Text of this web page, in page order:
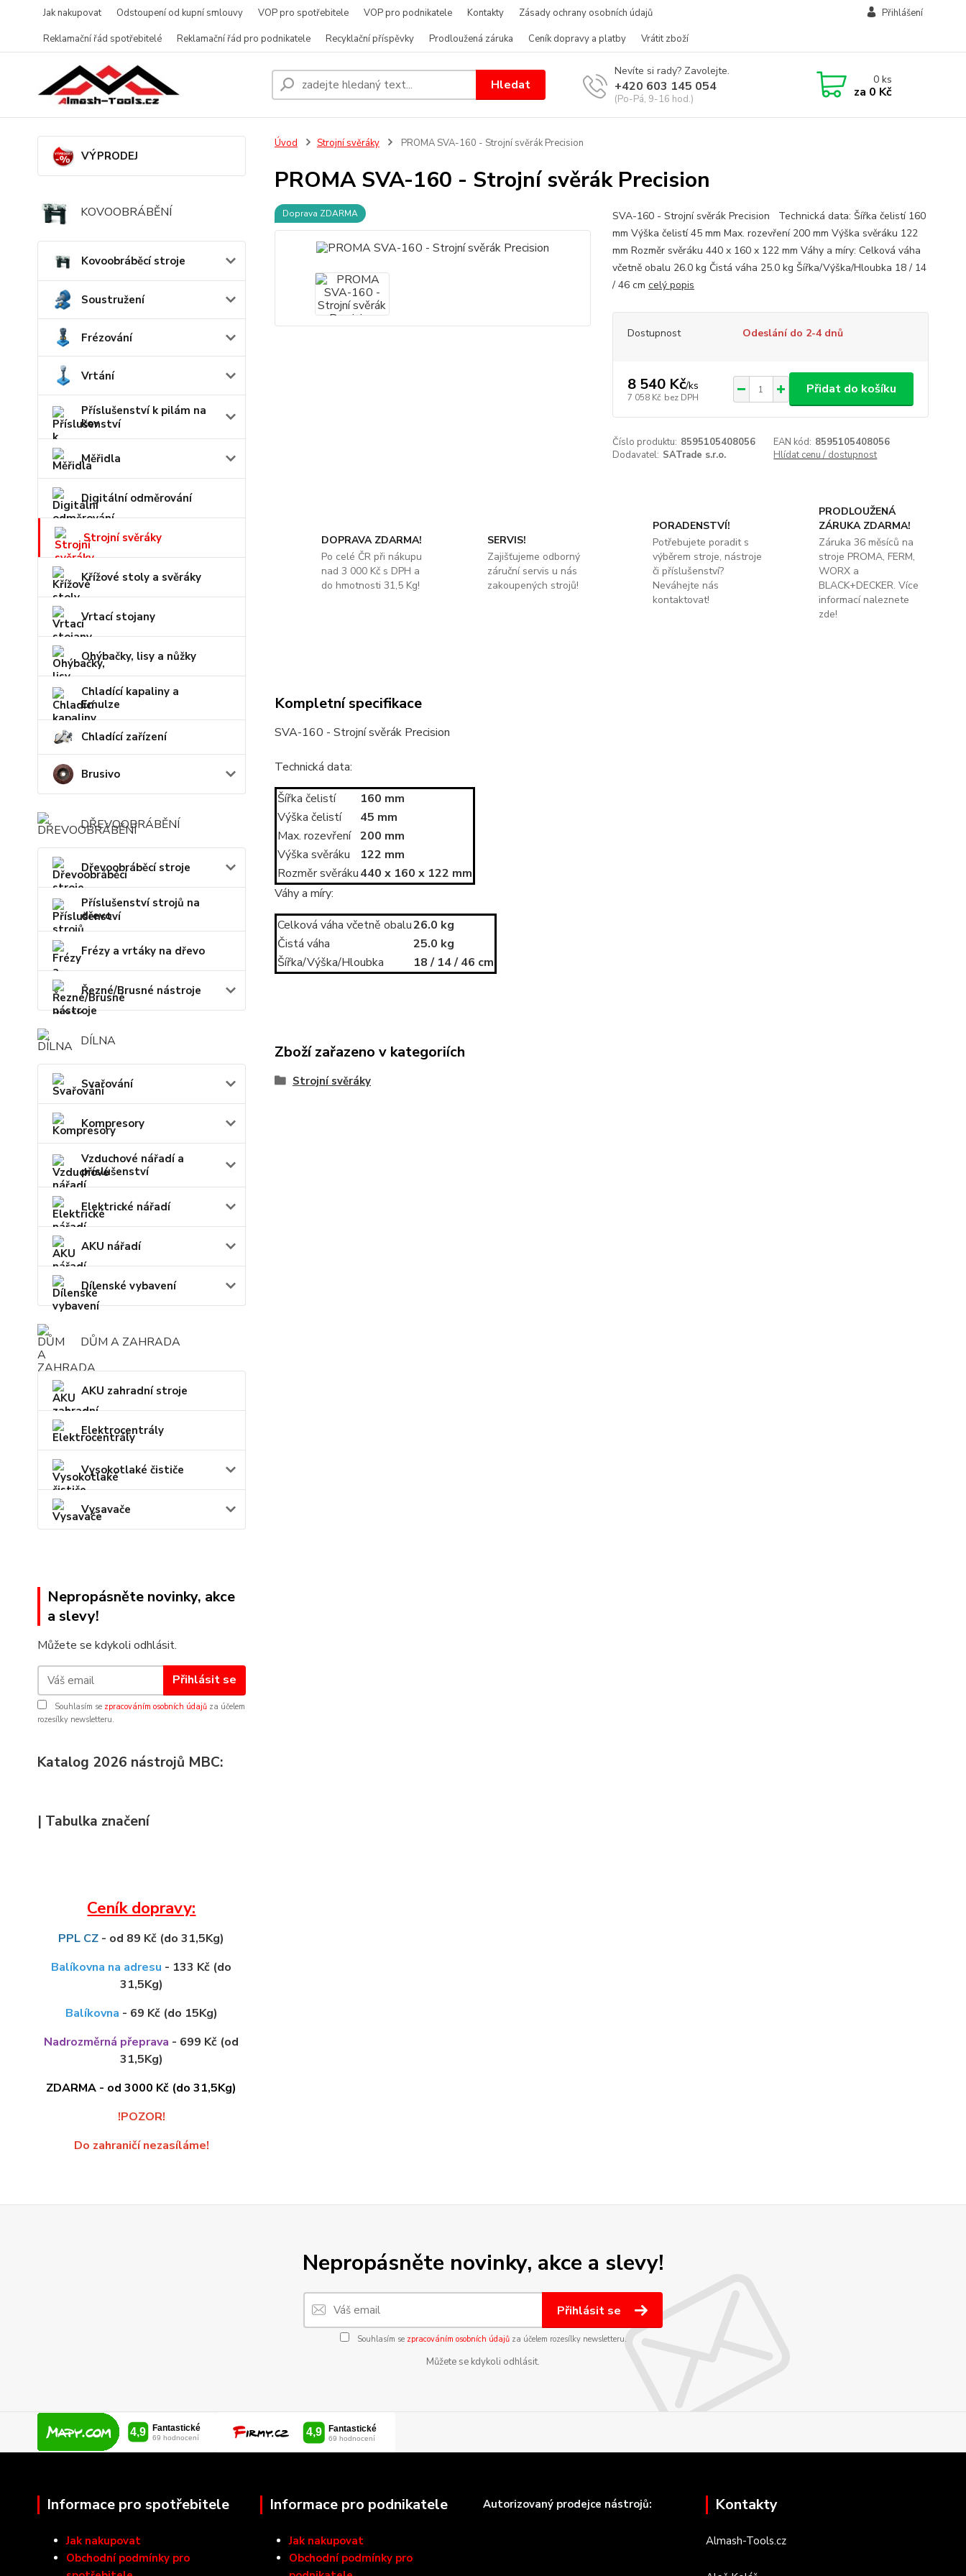
Jak nakupovat Odstoupení od kupní smlouvy VOP pro spotřebitele VOP pro podnikatele Kontakty
Zásady ochrany osobních údajů
Reklamační řád spotřebitelé
Reklamační řád pro podnikatele Recyklační příspěvky Prodloužená záruka Ceník dopravy a platby Vrátit zboží
Přihlášení
Hledat
Nevíte si rady? Zavolejte.
+420 603 145 054
(Po-Pá, 9-16 hod.)
0ks
za 0 Kč
VÝPRODEJ
KOVOOBRÁBĚNÍ
Kovoobráběcí stroje
Soustružení
Frézování
Vrtání
Příslušenství k pilám na
kov
Měřidla
Digitální odměrování
Strojní svěráky
Křížové stoly a svěráky
Vrtací stojany
Ohýbačky, lisy a nůžky
Chladící kapaliny a
Emulze
Chladící zařízení
Brusivo
DŘEVOOBRÁBĚNÍ
Dřevoobráběcí stroje
Příslušenství strojů na
dřevo
Frézy a vrtáky na dřevo
Řezné/Brusné nástroje
DÍLNA
Svařování
Kompresory
Vzduchové nářadí a
příslušenství
Elektrické nářadí
AKU nářadí
Dílenské vybavení
DŮM A ZAHRADA
AKU zahradní stroje
Elektrocentrály
Vysokotlaké čističe
Vysavače
Nepropásněte novinky, akce
a slevy!
Můžete se kdykoli odhlásit.
Přihlásit se
Souhlasím se zpracováním osobních údajů za účelem
rozesílky newsletteru.
Katalog 2026 nástrojů MBC:
| Tabulka značení
Ceník dopravy:
PPL CZ - od 89 Kč (do 31,5Kg)
Balíkovna na adresu - 133 Kč (do
31,5Kg)
Balíkovna - 69 Kč (do 15Kg)
Nadrozměrná přeprava - 699 Kč (od
31,5Kg)
ZDARMA - od 3000 Kč (do 31,5Kg)
!POZOR!
Do zahraničí nezasíláme!
Úvod Strojní svěráky PROMA SVA-160 - Strojní svěrák Precision
PROMA SVA-160 - Strojní svěrák Precision
Doprava ZDARMA
SVA-160 - Strojní svěrák Precision Technická data: Šířka čelistí 160
mm Výška čelistí 45 mm Max. rozevření 200 mm Výška svěráku 122
mm Rozměr svěráku 440 x 160 x 122 mm Váhy a míry: Celková váha
včetně obalu 26.0 kg Čistá váha 25.0 kg Šířka/Výška/Hloubka 18 / 14
/ 46 cm celý popis
Dostupnost Odeslání do 2-4 dnů
8 540 Kč/ks
7 058 Kč bez DPH
Přidat do košíku
Číslo produktu: 8595105408056 EAN kód: 8595105408056
Dodavatel: SATrade s.r.o. Hlídat cenu / dostupnost
DOPRAVA ZDARMA!
Po celé ČR při nákupu
nad 3 000 Kč s DPH a
do hmotnosti 31,5 Kg!
SERVIS!
Zajišťujeme odborný
záruční servis u nás
zakoupených strojů!
PORADENSTVÍ!
Potřebujete poradit s
výběrem stroje, nástroje
či příslušenství?
Neváhejte nás
kontaktovat!
PRODLOUŽENÁ
ZÁRUKA ZDARMA!
Záruka 36 měsíců na
stroje PROMA, FERM,
WORX a
BLACK+DECKER. Více
informací naleznete
zde!
Kompletní specifikace
SVA-160 - Strojní svěrák Precision
Technická data:
Šířka čelistí
160 mm
Výška čelistí
45 mm
Max. rozevření 200 mm
Výška svěráku
122 mm
Rozměr svěráku440 x 160 x 122 mm
Váhy a míry:
Celková váha včetně obalu26.0 kg
Čistá váha
25.0 kg
Šířka/Výška/Hloubka
18 / 14 / 46 cm
Zboží zařazeno v kategoriích
Strojní svěráky
Nepropásněte novinky, akce a slevy!
Přihlásit se
Souhlasím se zpracováním osobních údajůza účelem rozesílky newsletteru.
Můžete se kdykoli odhlásit.
Informace pro spotřebitele
Jak nakupovat
Obchodní podmínky pro
Informace pro podnikatele
Jak nakupovat
Obchodní podmínky pro
Autorizovaný prodejce nástrojů: Kontakty
Almash-Tools.cz